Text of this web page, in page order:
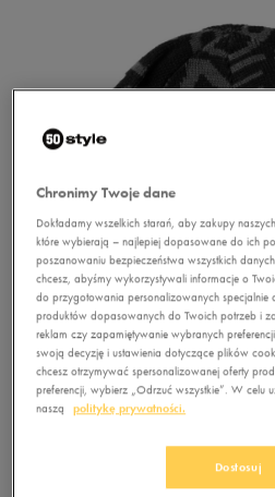
O'NEILL CZAPKA ZIMOWA
Chronimy Twoje dane
Dokładamy wszelkich starań, aby zakupy
które wybierają – najlepiej dopasowane do ich
poszanowaniu bezpieczeństwa wszystkich
chcesz, abyśmy wykorzystywali informacje o
do przygotowania personalizowanych specjalnie
produktów dopasowanych do Twoich potrzeb i
reklam czy zapamiętywanie wybranych
swoją decyzję i ustawienia dotyczące plików
chcesz otrzymywać spersonalizowanej oferty
preferencji, wybierz „Odrzuć wszystkie”. W celu
naszą
politykę prywatności.
Dostosuj